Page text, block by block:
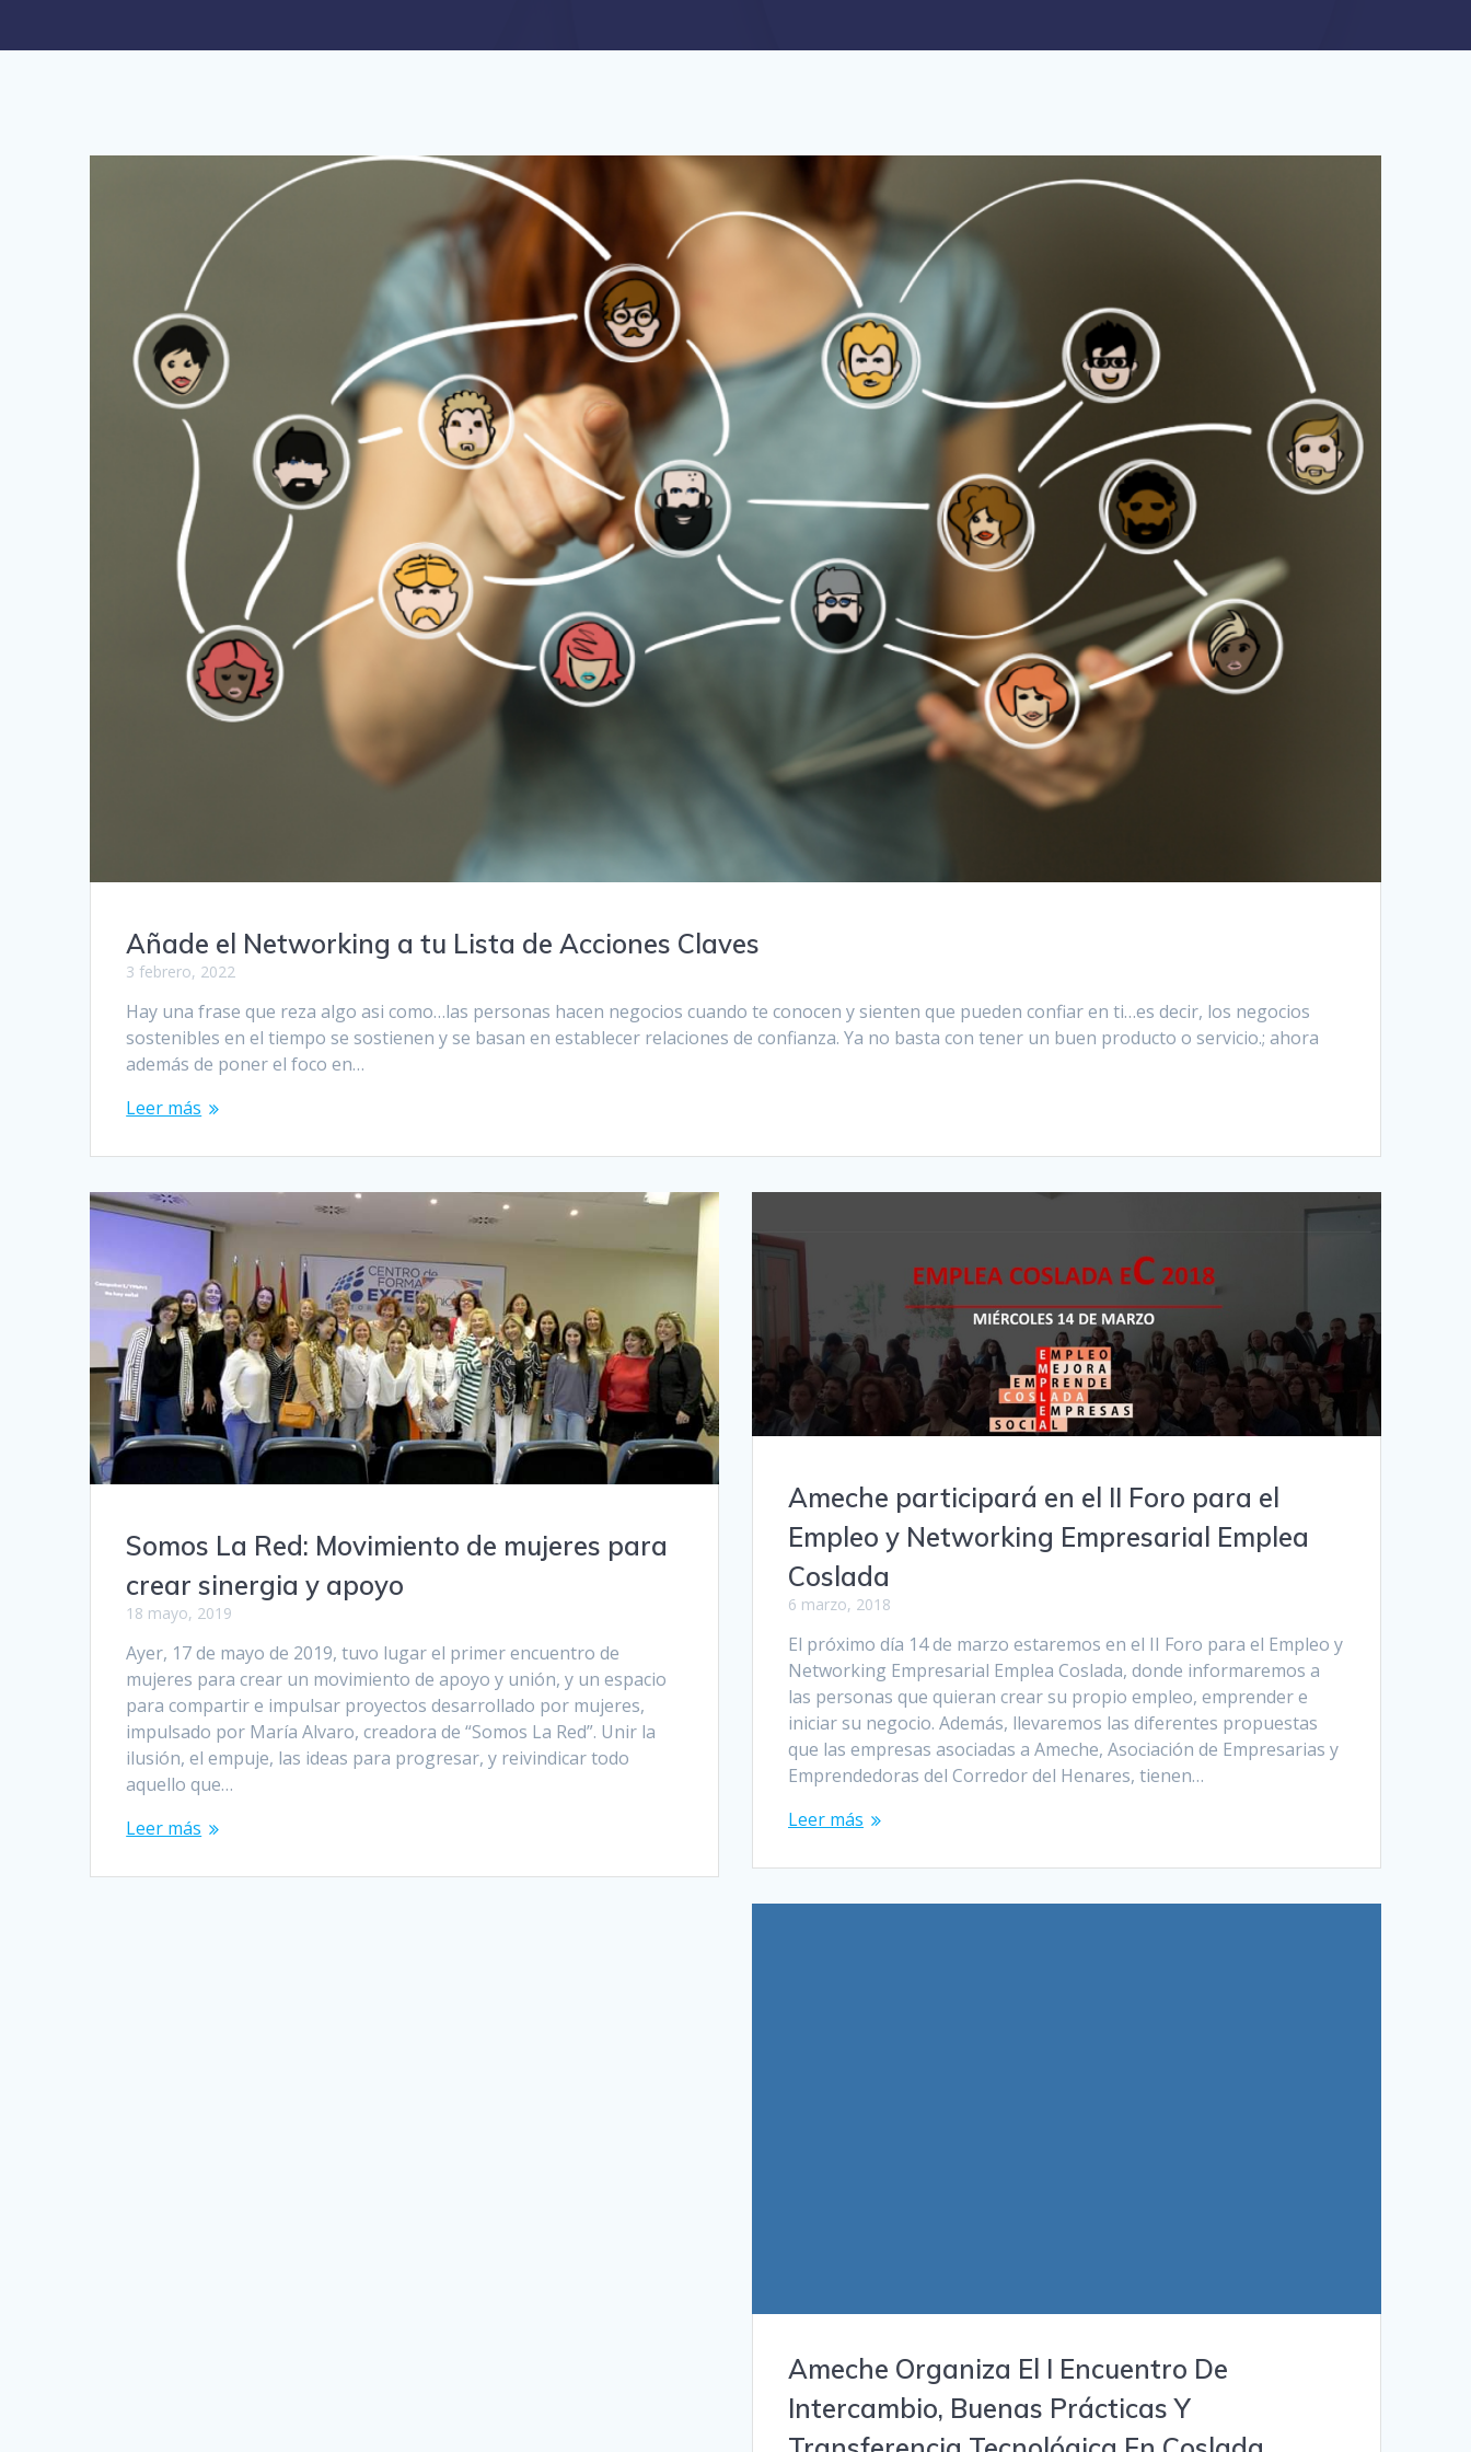
Añade el Networking a tu Lista de Acciones Claves
3 febrero, 2022
Hay una frase que reza algo asi como…las personas hacen negocios cuando te conocen y sienten que pueden confiar en ti…es decir, los negocios
sostenibles en el tiempo se sostienen y se basan en establecer relaciones de confianza. Ya no basta con tener un buen producto o servicio.; ahora
además de poner el foco en…
Leer más
Somos La Red: Movimiento de mujeres para
crear sinergia y apoyo
18 mayo, 2019
Ayer, 17 de mayo de 2019, tuvo lugar el primer encuentro de
mujeres para crear un movimiento de apoyo y unión, y un espacio
para compartir e impulsar proyectos desarrollado por mujeres,
impulsado por María Alvaro, creadora de “Somos La Red”. Unir la
ilusión, el empuje, las ideas para progresar, y reivindicar todo
aquello que…
Leer más
Ameche participará en el II Foro para el
Empleo y Networking Empresarial Emplea
Coslada
6 marzo, 2018
El próximo día 14 de marzo estaremos en el II Foro para el Empleo y
Networking Empresarial Emplea Coslada, donde informaremos a
las personas que quieran crear su propio empleo, emprender e
iniciar su negocio. Además, llevaremos las diferentes propuestas
que las empresas asociadas a Ameche, Asociación de Empresarias y
Emprendedoras del Corredor del Henares, tienen…
Leer más
Ameche Organiza El I Encuentro De
Intercambio, Buenas Prácticas Y